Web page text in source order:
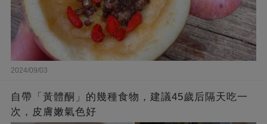
2024/09/03
自帶「黃體酮」的幾種食物，建議45歲后隔天吃一
次，皮膚嫩氣色好